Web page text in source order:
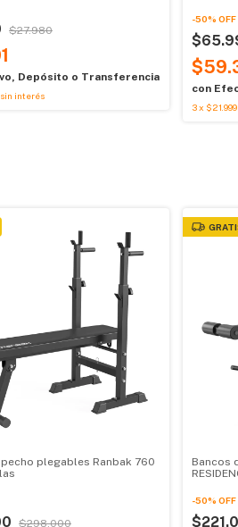
$27.980
Depósito o Transferencia
sin interés
-50% OFF
con
3x
plegables Ranbak 760
$298.000
Bancos
-50% OFF